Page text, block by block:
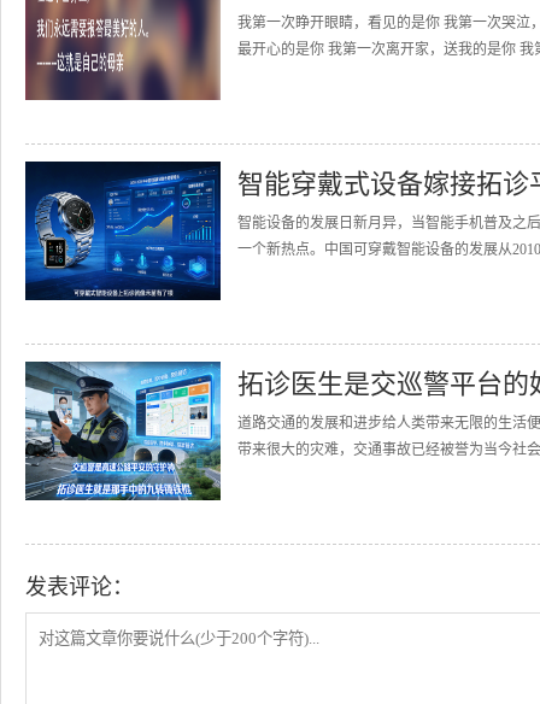
我第一次睁开眼睛，看见的是你 我第一次哭泣
最开心的是你 我第一次离开家，送我的是你
智能穿戴式设备嫁接拓
智能设备的发展日新月异，当智能手机普及之
一个新热点。中国可穿戴智能设备的发展从
拓诊医生是交巡警平台的
道路交通的发展和进步给人类带来无限的生活
带来很大的灾难，交通事故已经被誉为当今社
发表评论：